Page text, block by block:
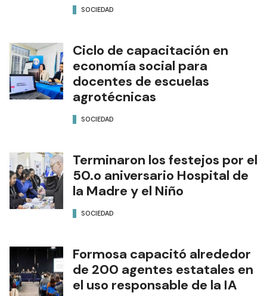
SOCIEDAD
Ciclo de capacitación en
economía social para
docentes de escuelas
agrotécnicas
SOCIEDAD
Terminaron los festejos por el
50.o aniversario Hospital de
la Madre y el Niño
SOCIEDAD
Formosa capacitó alrededor
de 200 agentes estatales en
el uso responsable de la IA